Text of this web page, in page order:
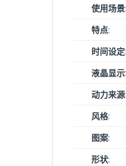
使用场景:
特点:
时间设定:
液晶显示:
动力来源:
风格:
图案:
形状: